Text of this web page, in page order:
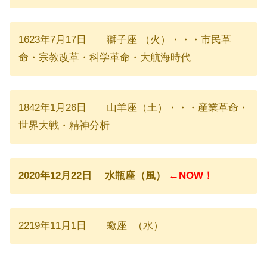
1623年7月17日 獅子座 （火）・・・市民革
命・宗教改革・科学革命・大航海時代
1842年1月26日 山羊座（土）・・・産業革命・
世界大戦・精神分析
2020年12月22日 水瓶座（風） ←NOW！
2219年11月1日 蠍座 （水）